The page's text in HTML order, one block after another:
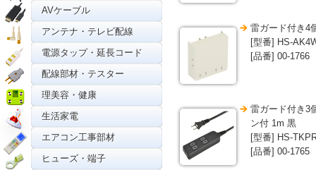
AVケーブル
アンテナ・テレビ配線
電源タップ・延長コード
配線部材・テスター
理美容・健康
生活家電
エアコン工事部材
ヒューズ・端子
雷ガード付き4
[型番] HS-
[品番] 00-1766
雷ガード付き3
ン付 1m 黒
[型番] HS-
[品番] 00-1765